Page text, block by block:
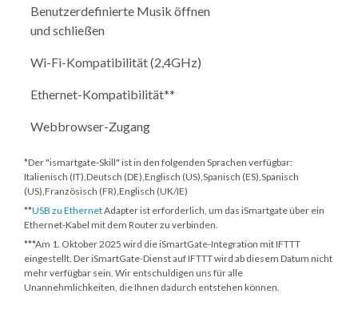
Benutzerdefinierte Musik öffnen
und schließen
Wi-Fi-Kompatibilität (2,4GHz)
Ethernet-Kompatibilität**
Webbrowser-Zugang
*Der "ismartgate-Skill" ist in den folgenden Sprachen verfügbar:
Italienisch (IT),Deutsch (DE),Englisch (US),Spanisch (ES),Spanisch
(US),Französisch (FR),Englisch (UK/IE)
**USB zu EthernetAdapter ist erforderlich, um das iSmartgate über ein
Ethernet-Kabel mit dem Router zu verbinden.
***Am 1. Oktober 2025 wird die iSmartGate-Integration mit IFTTT
eingestellt. Der iSmartGate-Dienst auf IFTTT wird ab diesem Datum nicht
mehr verfügbar sein. Wir entschuldigen uns für alle
Unannehmlichkeiten, die Ihnen dadurch entstehen können.